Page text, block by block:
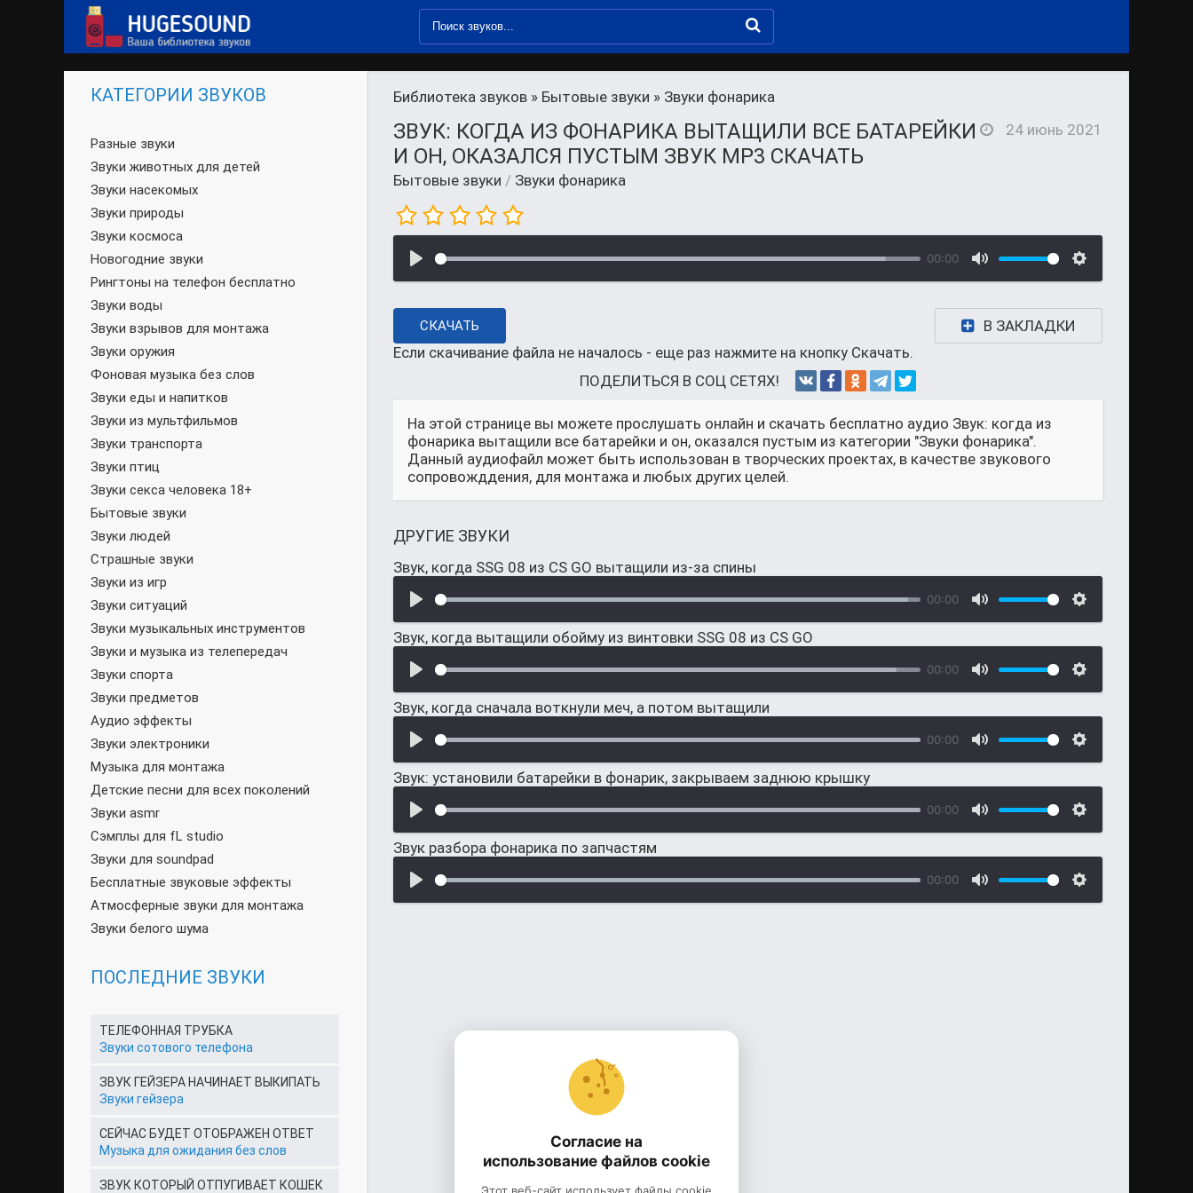
Библиотека звуков » Бытовые звуки » Звуки фонарика
ЗВУК: КОГДА ИЗ ФОНАРИКА ВЫТАЩИЛИ ВСЕ БАТАРЕЙКИ
И ОН, ОКАЗАЛСЯ ПУСТЫМ ЗВУК MP3 СКАЧАТЬ
Бытовые звуки / Звуки фонарика
24 июнь 2021
00:00
СКАЧАТЬ
В ЗАКЛАДКИ
Если скачивание файла не началось - еще раз нажмите на кнопку Скачать.
ПОДЕЛИТЬСЯ В СОЦ СЕТЯХ!
На этой странице вы можете прослушать онлайн и скачать бесплатно аудио Звук: когда из
фонарика вытащили все батарейки и он, оказался пустым из категории "Звуки фонарика".
Данный аудиофайл может быть использован в творческих проектах, в качестве звукового
сопровожддения, для монтажа и любых других целей.
ДРУГИЕ ЗВУКИ
Звук, когда SSG 08 из CS GO вытащили из-за спины
00:00
Звук, когда вытащили обойму из винтовки SSG 08 из CS GO
00:00
Звук, когда сначала воткнули меч, а потом вытащили
00:00
Звук: установили батарейки в фонарик, закрываем заднюю крышку
00:00
Звук разбора фонарика по запчастям
00:00
КАТЕГОРИИ ЗВУКОВ
Разные звуки
Звуки животных для детей
Звуки насекомых
Звуки природы
Звуки космоса
Новогодние звуки
Рингтоны на телефон бесплатно
Звуки воды
Звуки взрывов для монтажа
Звуки оружия
Фоновая музыка без слов
Звуки еды и напитков
Звуки из мультфильмов
Звуки транспорта
Звуки птиц
Звуки секса человека 18+
Бытовые звуки
Звуки людей
Страшные звуки
Звуки из игр
Звуки ситуаций
Звуки музыкальных инструментов
Звуки и музыка из телепередач
Звуки спорта
Звуки предметов
Аудио эффекты
Звуки электроники
Музыка для монтажа
Детские песни для всех поколений
Звуки asmr
Сэмплы для fL studio
Звуки для soundpad
Бесплатные звуковые эффекты
Атмосферные звуки для монтажа
Звуки белого шума
ПОСЛЕДНИЕ ЗВУКИ
ТЕЛЕФОННАЯ ТРУБКА
Звуки сотового телефона
ЗВУК ГЕЙЗЕРА НАЧИНАЕТ ВЫКИПАТЬ
Звуки гейзера
СЕЙЧАС БУДЕТ ОТОБРАЖЕН ОТВЕТ
Музыка для ожидания без слов
ЗВУК КОТОРЫЙ ОТПУГИВАЕТ КОШЕК
Согласие на
использование файлов cookie